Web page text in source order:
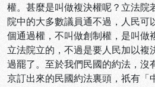
權。甚麼是叫做複決權呢？立法院
院中的大多數議員通不過，人民可
個通過權，不叫做創制權，是叫做
立法院立的，不過是要人民加以複
過罷了。至於我們民國的約法，沒
京訂出來的民國約法裏頭，祇有「